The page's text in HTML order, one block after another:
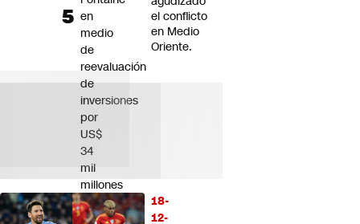
el conflicto
en Medio
Oriente.
18-
12-
en
medio
de
reevaluación
de
inversiones
por
US$
34
mil
millones